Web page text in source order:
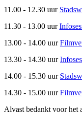
11.00 - 12.30 uur
11.30 - 13.00 uur
13.00 - 14.00 uur
13.30 - 14.30 uur
14.00 - 15.30 uur
14.30 - 15.00 uur
Alvast bedankt voor het